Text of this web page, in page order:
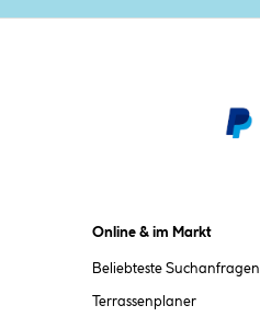
Online & im Markt
Beliebteste Suchanfragen
Terrassenplaner